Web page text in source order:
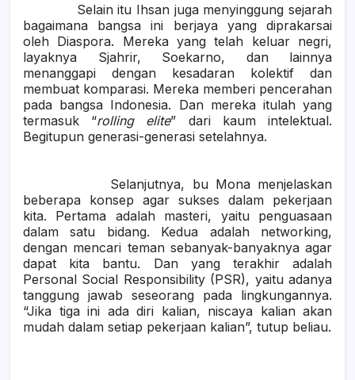
Selain itu Ihsan juga menyinggung sejarah
bagaimana bangsa ini berjaya yang diprakarsai
oleh Diaspora. Mereka yang telah keluar negri,
layaknya Sjahrir, Soekarno, dan lainnya
menanggapi dengan kesadaran kolektif dan
membuat komparasi. Mereka memberi pencerahan
pada bangsa Indonesia. Dan mereka itulah yang
termasuk “rolling elite” dari kaum intelektual.
Begitupun generasi-generasi setelahnya.
Selanjutnya, bu Mona menjelaskan
beberapa konsep agar sukses dalam pekerjaan
kita. Pertama adalah masteri, yaitu penguasaan
dalam satu bidang. Kedua adalah networking,
dengan mencari teman sebanyak-banyaknya agar
dapat kita bantu. Dan yang terakhir adalah
Personal Social Responsibility (PSR), yaitu adanya
tanggung jawab seseorang pada lingkungannya.
“Jika tiga ini ada diri kalian, niscaya kalian akan
mudah dalam setiap pekerjaan kalian”, tutup beliau.